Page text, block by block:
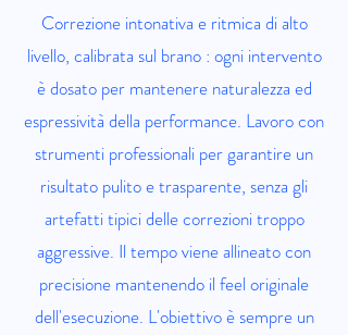
Correzione intonativa e ritmica di alto
livello, calibrata sul brano : ogni intervento
è dosato per mantenere naturalezza ed
espressività della performance. Lavoro con
strumenti professionali per garantire un
risultato pulito e trasparente, senza gli
artefatti tipici delle correzioni troppo
aggressive. Il tempo viene allineato con
precisione mantenendo il feel originale
dell'esecuzione. L'obiettivo è sempre un